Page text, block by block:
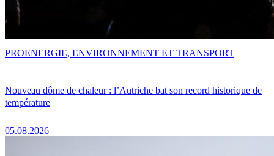
Nouveau dôme de chaleur : l’Autriche bat son record historique de
température
05.08.2026
PROENERGIE, ENVIRONNEMENT ET TRANSPORT